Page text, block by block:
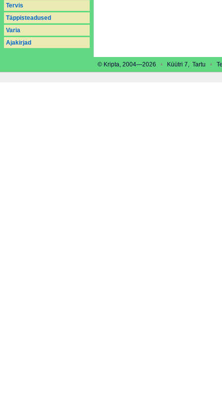
Tervis
Täppisteadused
Varia
Аjakirjad
© Kripta, 2004—2026 • Küütri 7, Tartu •